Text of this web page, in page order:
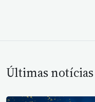
Últimas notícias